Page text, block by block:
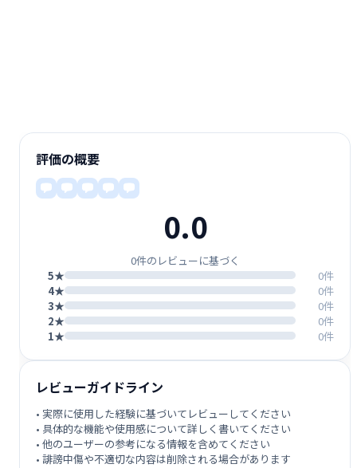
評価の概要
0.0
0件のレビューに基づく
5★
0件
4★
0件
3★
0件
2★
0件
1★
0件
レビューガイドライン
• 実際に使用した経験に基づいてレビューしてください
• 具体的な機能や使用感について詳しく書いてください
• 他のユーザーの参考になる情報を含めてください
• 誹謗中傷や不適切な内容は削除される場合があります